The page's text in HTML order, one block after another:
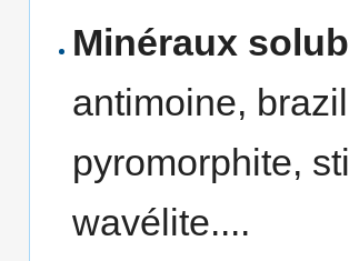
Minéraux
antimoine,
pyromorphite,
wavélite....